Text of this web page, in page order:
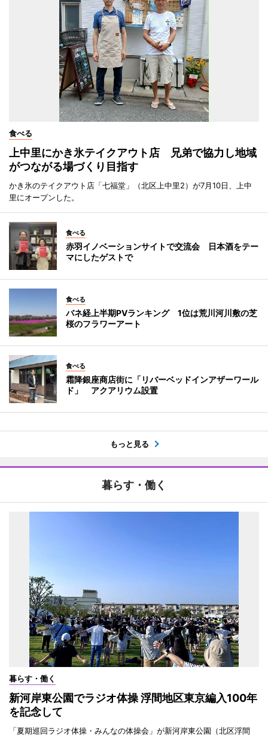
食べる
上中里にかき氷テイクアウト店 兄弟で協力し地域
がつながる場づくり目指す
かき氷のテイクアウト店「七福堂」（北区上中里2）が7月10日、上中
里にオープンした。
食べる
赤羽イノベーションサイトで交流会 日本酒をテー
マにしたゲストで
食べる
バネ経上半期PVランキング 1位は荒川河川敷の芝
桜のフラワーアート
食べる
霜降銀座商店街に「リバーベッドインアザーワール
ド」 アクアリウム設置
もっと見る
暮らす・働く
暮らす・働く
新河岸東公園でラジオ体操 浮間地区東京編入100年
を記念して
「夏期巡回ラジオ体操・みんなの体操会」が新河岸東公園（北区浮間